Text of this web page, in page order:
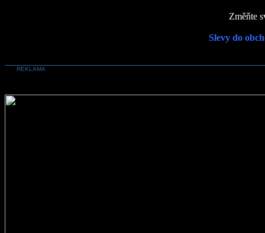
Změňte
Slevy do
REKLAMA